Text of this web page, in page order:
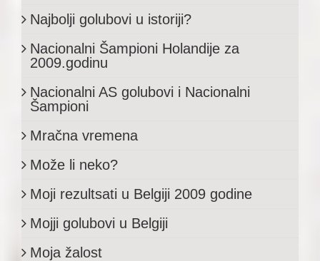
Najbolji golubovi u istoriji?
Nacionalni Šampioni Holandije za
2009.godinu
Nacionalni AS golubovi i Nacionalni
Šampioni
Mračna vremena
Može li neko?
Moji rezultsati u Belgiji 2009 godine
Mojji golubovi u Belgiji
Moja žalost